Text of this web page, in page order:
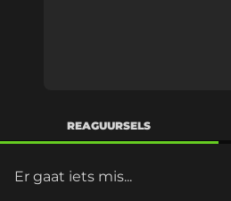
REAGUURSELS
Er gaat iets mis...